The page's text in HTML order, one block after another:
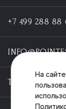
+7 499 288 88
TELEGRAM
На